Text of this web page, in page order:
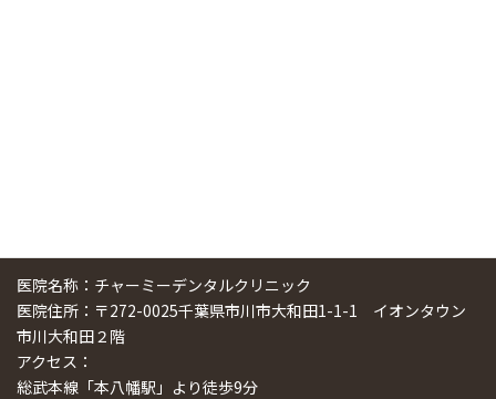
医院名称：チャーミーデンタルクリニック
医院住所：〒272-0025千葉県市川市大和田1-1-1 イオンタウン
市川大和田２階
アクセス：
総武本線「本八幡駅」より徒歩9分